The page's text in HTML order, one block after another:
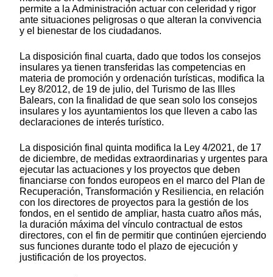
permite a la Administración actuar con celeridad y rigor
ante situaciones peligrosas o que alteran la convivencia
y el bienestar de los ciudadanos.
La disposición final cuarta, dado que todos los consejos
insulares ya tienen transferidas las competencias en
materia de promoción y ordenación turísticas, modifica la
Ley 8/2012, de 19 de julio, del Turismo de las Illes
Balears, con la finalidad de que sean solo los consejos
insulares y los ayuntamientos los que lleven a cabo las
declaraciones de interés turístico.
La disposición final quinta modifica la Ley 4/2021, de 17
de diciembre, de medidas extraordinarias y urgentes para
ejecutar las actuaciones y los proyectos que deben
financiarse con fondos europeos en el marco del Plan de
Recuperación, Transformación y Resiliencia, en relación
con los directores de proyectos para la gestión de los
fondos, en el sentido de ampliar, hasta cuatro años más,
la duración máxima del vínculo contractual de estos
directores, con el fin de permitir que continúen ejerciendo
sus funciones durante todo el plazo de ejecución y
justificación de los proyectos.